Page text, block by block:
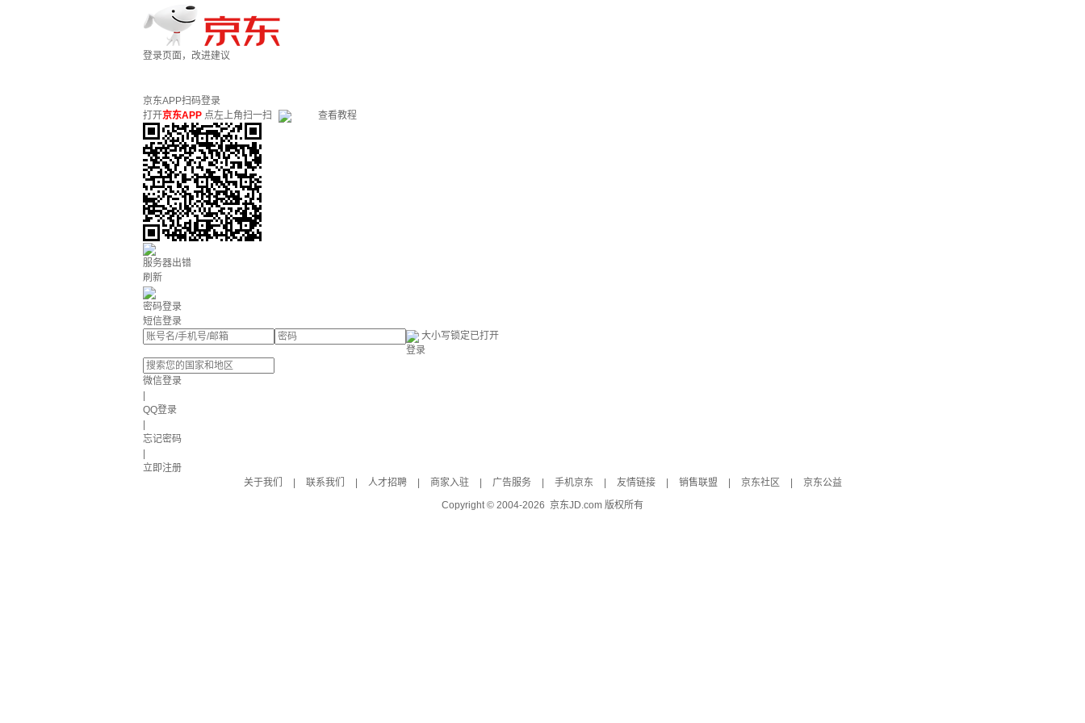
登录页面，改进建议
京东APP扫码登录
打开京东APP 点左上角扫一扫 查看教程
服务器出错
刷新
密码登录
短信登录
大小写锁定已打开
登录
微信登录
QQ登录
忘记密码
立即注册
关于我们
联系我们 人才招聘 商家入驻 广告服务 手机京东 友情链接 销售联盟 京东社区
京东公益
Copyright © 2004-2026 京东JD.com 版权所有